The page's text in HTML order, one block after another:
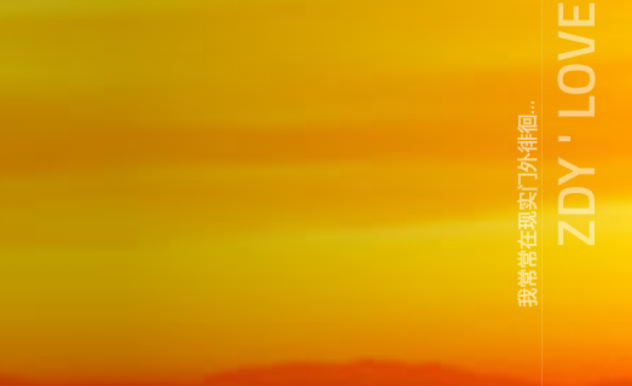
我常常在现实门外徘徊...ZDY ' LOVE